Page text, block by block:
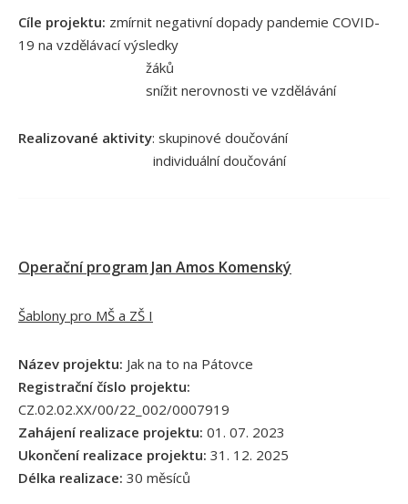
Cíle projektu: zmírnit negativní dopady pandemie COVID-
19 na vzdělávací výsledky
žáků
snížit nerovnosti ve vzdělávání
Realizované aktivity: skupinové doučování
individuální doučování
Operační program Jan Amos Komenský
Šablony pro MŠ a ZŠ I
Název projektu: Jak na to na Pátovce
Registrační číslo projektu:
CZ.02.02.XX/00/22_002/0007919
Zahájení realizace projektu: 01. 07. 2023
Ukončení realizace projektu: 31. 12. 2025
Délka realizace: 30 měsíců